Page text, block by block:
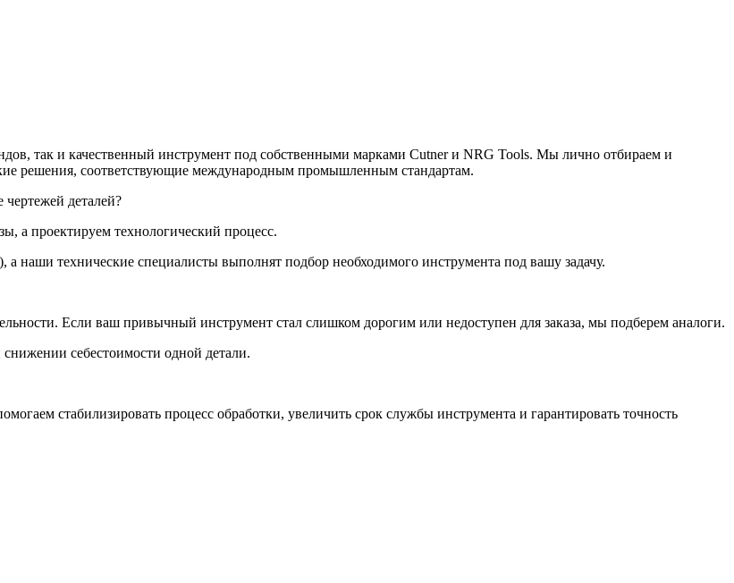
так и качественный инструмент под собственными марками Cutner и NRG Tools. Мы лично отбираем и
решения, соответствующие международным промышленным стандартам.
деталей?
а проектируем технологический процесс.
наши технические специалисты выполнят подбор необходимого инструмента под вашу задачу.
Если ваш привычный инструмент стал слишком дорогим или недоступен для заказа, мы подберем аналоги.
себестоимости одной детали.
стабилизировать процесс обработки, увеличить срок службы инструмента и гарантировать точность